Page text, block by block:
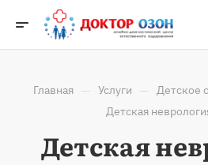
Главная — Услуги — Детское
Детская
Детская